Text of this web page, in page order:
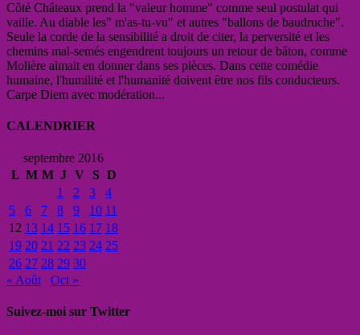
Côté Châteaux prend la "valeur homme" comme seul postulat qui
vaille. Au diable les" m'as-tu-vu" et autres "ballons de baudruche".
Seule la corde de la sensibilité a droit de citer, la perversité et les
chemins mal-semés engendrent toujours un retour de bâton, comme
Molière aimait en donner dans ses pièces. Dans cette comédie
humaine, l'humilité et l'humanité doivent être nos fils conducteurs.
Carpe Diem avec modération...
CALENDRIER
septembre 2016
L M M J V S D
1
2 3
4
5
6 7 8 9 10 11
12 13 14 15 16 17 18
19 20 21 22 23 24 25
26 27 28 29 30
« Août
Oct »
Suivez-moi sur Twitter